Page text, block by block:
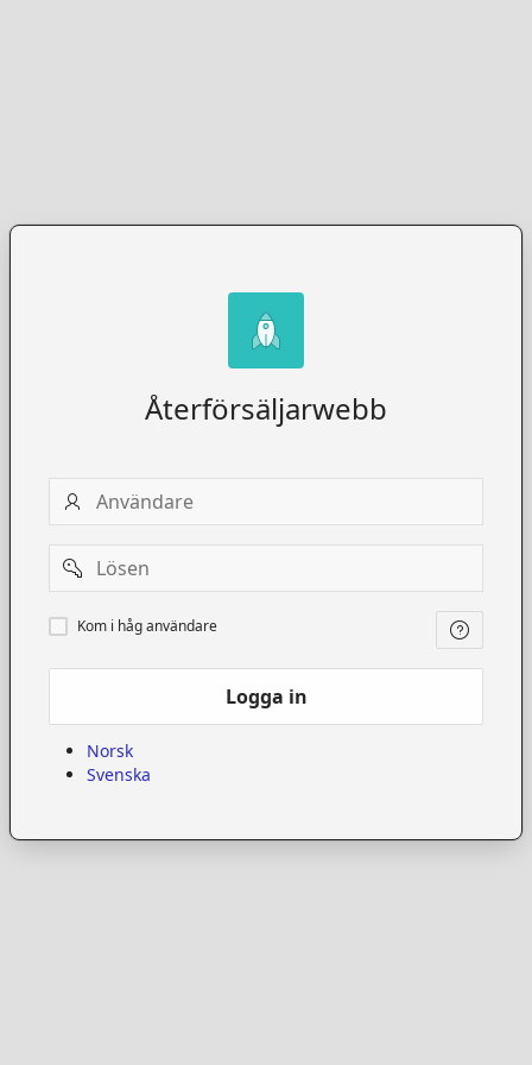
Återförsäljarwebb
Användare
Password
Kom
i
Kom i håg användare
Logga in
Norsk
Svenska